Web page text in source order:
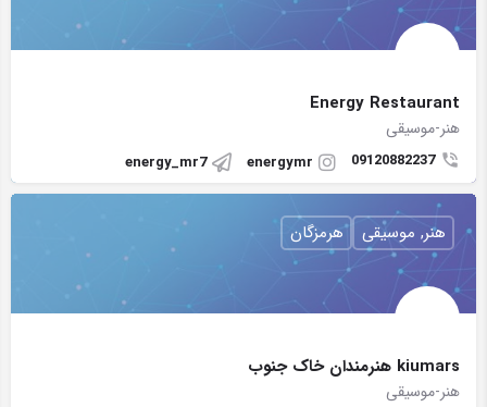
Energy Restaurant
هنر-موسیقی
09120882237
energymr
energy_mr7
kiumars هنرمندان خاک جنوب
هنر-موسیقی
هنر, موسیقی هرمزگان